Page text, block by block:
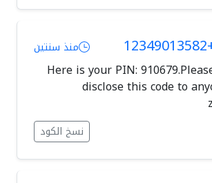
منذ سنتين
<#> Here is your PIN:
disclose this code to
نسخ الكود